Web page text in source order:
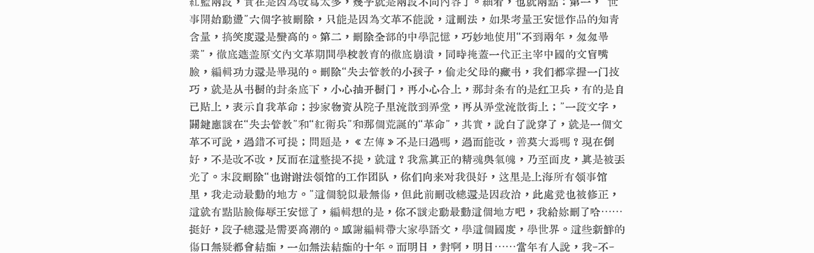
事開始動盪”六個字被刪除，只能是因為文革不能說，這刪法，如果考量王安憶作品的知青
含量，搞笑度還是蠻高的。第二，刪除全部的中學記憶，巧妙地使用“不到兩年，匆匆畢
業”，徹底遮盖原文內文革期間學校教育的徹底崩潰，同時掩蓋一代正主宰中國的文盲嘴
臉，編輯功力還是畢現的。刪除“失去管教的小孩子，偷走父母的藏书，我们都掌握一门技
巧，就是从书橱的封条底下，小心抽开橱门，再小心合上，那封条有的是红卫兵，有的是自
己贴上，表示自我革命；抄家物资从院子里流散到弄堂，再从弄堂流散街上；”一段文字，
關鍵應該在“失去管教”和“紅衛兵”和那個荒誕的“革命”，其實，說白了說穿了，就是一個文
革不可說，過錯不可提；問題是，《左傳》不是曰過嗎，過而能改，善莫大焉嗎？現在倒
好，不是改不改，反而在這整提不提，就這？我黨真正的精魂與氣魄，乃至面皮，真是被丟
光了。末段刪除“也谢谢法领馆的工作团队，你们向来对我很好，这里是上海所有领事馆
里，我走动最勤的地方。”這個貌似最無傷，但此前刪改總還是因政治，此處竟也被修正，
這就有點貼臉侮辱王安憶了，編輯想的是，你不該走動最勤這個地方吧，我給妳刪了哈⋯⋯
挺好，段子總還是需要高潮的。感謝編輯帶大家學語文，學這個國度，學世界。這些新鮮的
傷口無疑都會結痂，一如無法結痂的十年。而明日，對啊，明日⋯⋯當年有人說，我-不-